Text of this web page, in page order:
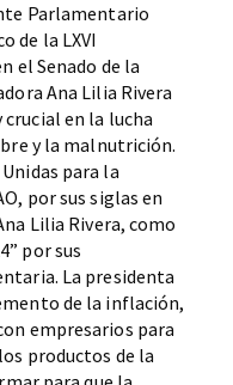
Parlamentario
de la LXVI
el Senado de la
Ana Lilia Rivera
en la lucha
y la malnutrición.
para la
por sus siglas en
Lilia Rivera, como
por sus
La presidenta
de la inflación,
empresarios para
productos de la